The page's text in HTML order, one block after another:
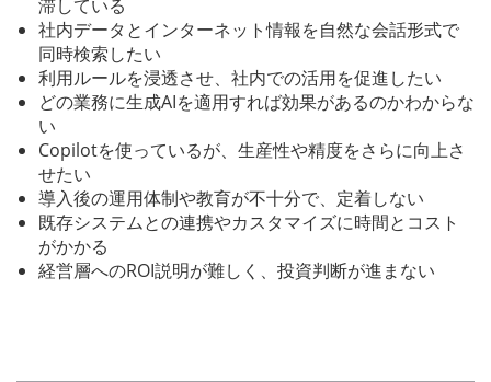
滞している
社内データとインターネット情報を自然な会話形式で
同時検索したい
利用ルールを浸透させ、社内での活用を促進したい
どの業務に生成AIを適用すれば効果があるのかわからな
い
Copilotを使っているが、生産性や精度をさらに向上さ
せたい
導入後の運用体制や教育が不十分で、定着しない
既存システムとの連携やカスタマイズに時間とコスト
がかかる
経営層へのROI説明が難しく、投資判断が進まない